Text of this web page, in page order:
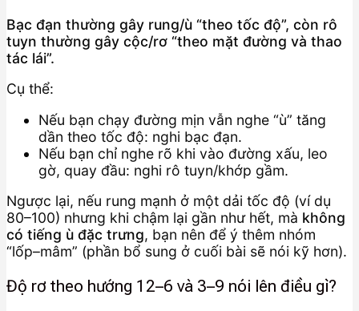
Bạc đạn thường gây rung/ù “theo tốc độ”, còn rô
tuyn thường gây cộc/rơ “theo mặt đường và thao
tác lái”.
Cụ thể:
Nếu bạn chạy đường mịn vẫn nghe “ù” tăng
dần theo tốc độ: nghi bạc đạn.
Nếu bạn chỉ nghe rõ khi vào đường xấu, leo
gờ, quay đầu: nghi rô tuyn/khớp gầm.
Ngược lại, nếu rung mạnh ở một dải tốc độ (ví dụ
80–100) nhưng khi chậm lại gần như hết, mà không
có tiếng ù đặc trưng, bạn nên để ý thêm nhóm
“lốp–mâm” (phần bổ sung ở cuối bài sẽ nói kỹ hơn).
Độ rơ theo hướng 12–6 và 3–9 nói lên điều gì?